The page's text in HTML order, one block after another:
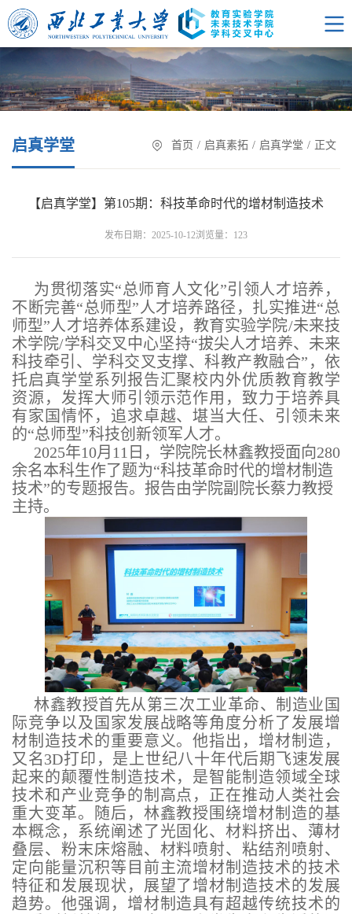
启真学堂 首页 / 启真素拓 / 启真学堂 / 正文
【启真学堂】第105期：科技革命时代的增材制造技术
发布日期：2025-10-12浏览量： 123
为贯彻落实“总师育人文化”引领人才培养，
不断完善“总师型”人才培养路径，扎实推进“总
师型”人才培养体系建设，教育实验学院/未来技
术学院/学科交叉中心坚持“拔尖人才培养、未来
科技牵引、学科交叉支撑、科教产教融合”，依
托启真学堂系列报告汇聚校内外优质教育教学
资源，发挥大师引领示范作用，致力于培养具
有家国情怀，追求卓越、堪当大任、引领未来
的“总师型”科技创新领军人才。
2025年10月11日，学院院长林鑫教授面向280
余名本科生作了题为“科技革命时代的增材制造
技术”的专题报告。报告由学院副院长蔡力教授
主持。
林鑫教授首先从第三次工业革命、制造业国
际竞争以及国家发展战略等角度分析了发展增
材制造技术的重要意义。他指出，增材制造，
又名3D打印，是上世纪八十年代后期飞速发展
起来的颠覆性制造技术，是智能制造领域全球
技术和产业竞争的制高点，正在推动人类社会
重大变革。随后，林鑫教授围绕增材制造的基
本概念，系统阐述了光固化、材料挤出、薄材
叠层、粉末床熔融、材料喷射、粘结剂喷射、
定向能量沉积等目前主流增材制造技术的技术
特征和发展现状，展望了增材制造技术的发展
趋势。他强调，增材制造具有超越传统技术的